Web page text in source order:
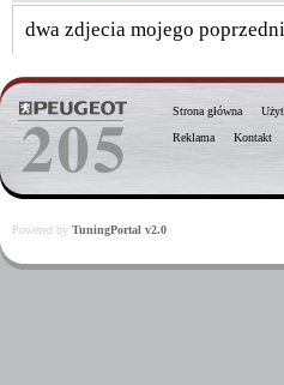
dwa zdjecia mojego
Strona główna
Reklama
Kontakt
Powered by TuningPortal v2.0